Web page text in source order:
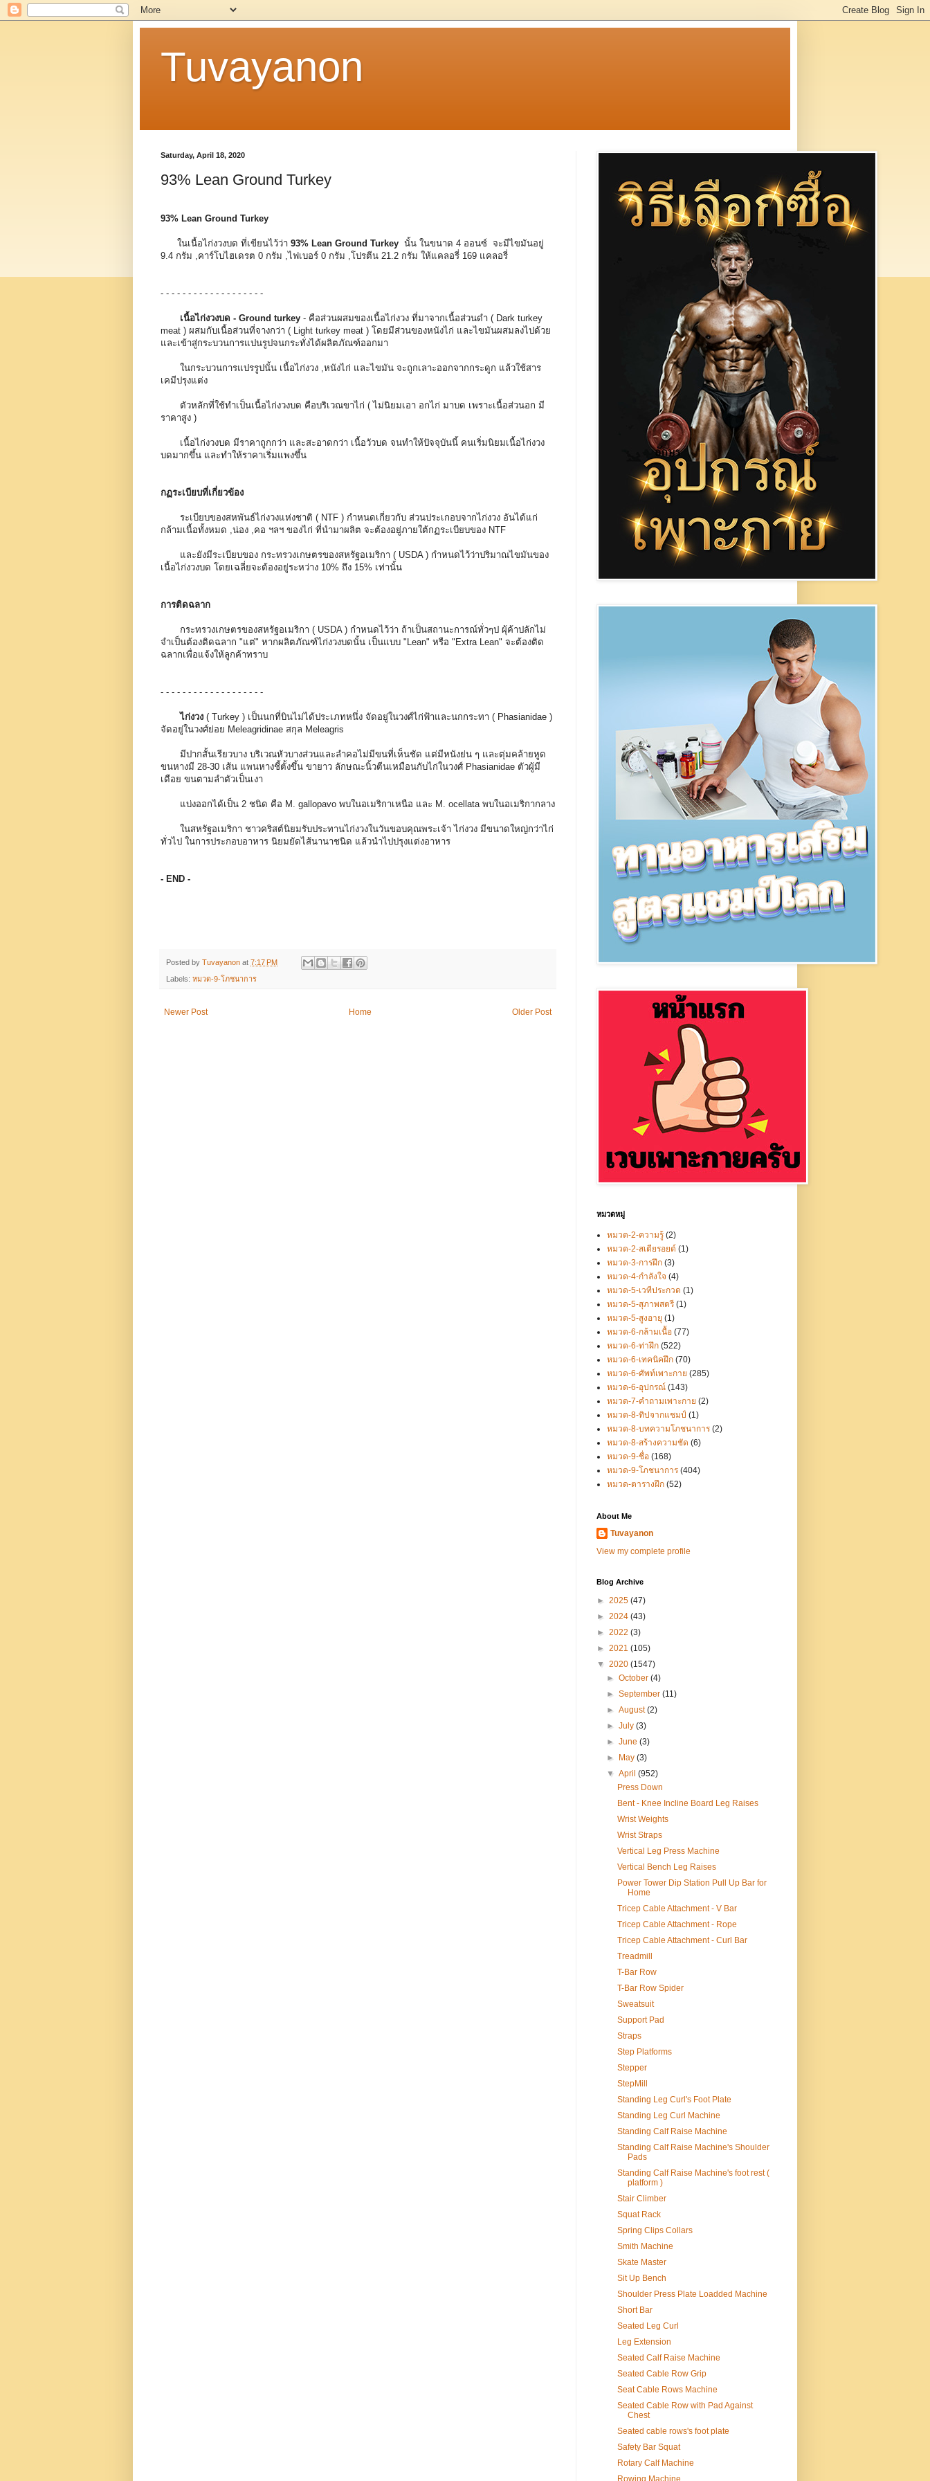
Tuvayanon
Saturday, April 18, 2020
93% Lean Ground Turkey
93% Lean Ground Turkey
ในเนื้อไก่งวงบด ที่เขียนไว้ว่า 93% Lean Ground Turkey นั้น ในขนาด 4 ออนซ์ จะมีไขมันอยู่
9.4 กรัม ,คาร์โบไฮเดรต 0 กรัม ,ไฟเบอร์ 0 กรัม ,โปรตีน 21.2 กรัม ให้แคลอรี่ 169 แคลอรี่
- - - - - - - - - - - - - - - - - - -
เนื้อไก่งวงบด - Ground turkey - คือส่วนผสมของเนื้อไก่งวง ที่มาจากเนื้อส่วนดำ ( Dark turkey
meat ) ผสมกับเนื้อส่วนที่จางกว่า ( Light turkey meat ) โดยมีส่วนของหนังไก่ และไขมันผสมลงไปด้วย
และเข้าสู่กระบวนการแปนรูปจนกระทั่งได้ผลิตภัณฑ์ออกมา
ในกระบวนการแปรรูปนั้น เนื้อไก่งวง ,หนังไก่ และไขมัน จะถูกเลาะออกจากกระดูก แล้วใช้สาร
เคมีปรุงแต่ง
ตัวหลักที่ใช้ทำเป็นเนื้อไก่งวงบด คือบริเวณขาไก่ ( ไม่นิยมเอา อกไก่ มาบด เพราะเนื้อส่วนอก มี
ราคาสูง )
เนื้อไก่งวงบด มีราคาถูกกว่า และสะอาดกว่า เนื้อวัวบด จนทำให้ปัจจุบันนี้ คนเริ่มนิยมเนื้อไก่งวง
บดมากขึ้น และทำให้ราคาเริ่มแพงขึ้น
กฏระเบียบที่เกี่ยวข้อง
ระเบียบของสหพันธ์ไก่งวงแห่งชาติ ( NTF ) กำหนดเกี่ยวกับ ส่วนประเกอบจากไก่งวง อันได้แก่
กล้ามเนื้อทั้งหมด ,น่อง ,คอ ฯลฯ ของไก่ ที่นำมาผลิต จะต้องอยู่ภายใต้กฏระเบียบของ NTF
และยังมีระเบียบของ กระทรวงเกษตรของสหรัฐอเมริกา ( USDA ) กำหนดไว้ว่าปริมาณไขมันของ
เนื้อไก่งวงบด โดยเฉลี่ยจะต้องอยู่ระหว่าง 10% ถึง 15% เท่านั้น
การติดฉลาก
กระทรวงเกษตรของสหรัฐอเมริกา ( USDA ) กำหนดไว้ว่า ถ้าเป็นสถานะการณ์ทั่วๆป ผุ้ค้าปลักไม่
จำเป็นต้องติดฉลาก "แต่" หากผลิตภัณฑ์ไก่งวงบดนั้น เป็นแบบ "Lean" หรือ "Extra Lean" จะต้องติด
ฉลากเพื่อแจ้งให้ลูกค้าทราบ
- - - - - - - - - - - - - - - - - - -
ไก่งวง ( Turkey ) เป็นนกที่บินไม่ได้ประเภทหนึ่ง จัดอยู่ในวงศ์ไก่ฟ้าและนกกระทา ( Phasianidae )
จัดอยู่ในวงศ์ย่อย Meleagridinae สกุล Meleagris
มีปากสั้นเรียวบาง บริเวณหัวบางส่วนและลำคอไม่มีขนที่เห็นชัด แต่มีหนังย่น ๆ และตุ่มคล้ายหูด
ขนหางมี 28-30 เส้น แพนหางชี้ตั้งขึ้น ขายาว ลักษณะนิ้วตีนเหมือนกับไก่ในวงศ์ Phasianidae ตัวผู้มี
เดือย ขนตามลำตัวเป็นเงา
แบ่งออกได้เป็น 2 ชนิด คือ M. gallopavo พบในอเมริกาเหนือ และ M. ocellata พบในอเมริกากลาง
ในสหรัฐอเมริกา ชาวคริสต์นิยมรับประทานไก่งวงในวันขอบคุณพระเจ้า ไก่งวง มีขนาดใหญ่กว่าไก่
ทั่วไป ในการประกอบอาหาร นิยมยัดไส้นานาชนิด แล้วนำไปปรุงแต่งอาหาร
- END -
Posted by Tuvayanon at 7:17 PM
Labels: หมวด-9-โภชนาการ
Newer Post Older Post
Home
หมวดหมู่
หมวด-2-ความรู้ (2)
หมวด-2-สเตียรอยด์ (1)
หมวด-3-การฝึก (3)
หมวด-4-กำลังใจ (4)
หมวด-5-เวทีประกวด (1)
หมวด-5-สุภาพสตรี (1)
หมวด-5-สูงอายุ (1)
หมวด-6-กล้ามเนื้อ (77)
หมวด-6-ท่าฝึก (522)
หมวด-6-เทคนิคฝึก (70)
หมวด-6-ศัพท์เพาะกาย (285)
หมวด-6-อุปกรณ์ (143)
หมวด-7-คำถามเพาะกาย (2)
หมวด-8-ทิปจากแชมป์ (1)
หมวด-8-บทความโภชนาการ (2)
หมวด-8-สร้างความชัด (6)
หมวด-9-ชื่อ (168)
หมวด-9-โภชนาการ (404)
หมวด-ตารางฝึก (52)
About Me
Tuvayanon
View my complete profile
Blog Archive
► 2025 (47)
► 2024 (43)
► 2022 (3)
► 2021 (105)
▼ 2020 (1547)
►October(4)
►September(11)
►August(2)
►July(3)
►June(3)
►
May(3)
▼April(952)
Press Down
Bent - Knee Incline Board Leg Raises
Wrist Weights
Wrist Straps
Vertical Leg Press Machine
Vertical Bench Leg Raises
Power Tower Dip Station Pull Up Bar for
Home
Tricep Cable Attachment - V Bar
Tricep Cable Attachment - Rope
Tricep Cable Attachment - Curl Bar
Treadmill
T-Bar Row
T-Bar Row Spider
Sweatsuit
Support Pad
Straps
Step Platforms
Stepper
StepMill
Standing Leg Curl's Foot Plate
Standing Leg Curl Machine
Standing Calf Raise Machine
Standing Calf Raise Machine's Shoulder
Pads
Standing Calf Raise Machine's foot rest (
platform )
Stair Climber
Squat Rack
Spring Clips Collars
Smith Machine
Skate Master
Sit Up Bench
Shoulder Press Plate Loadded Machine
Short Bar
Seated Leg Curl
Leg Extension
Seated Calf Raise Machine
Seated Cable Row Grip
Seat Cable Rows Machine
Seated Cable Row with Pad Against
Chest
Seated cable rows's foot plate
Safety Bar Squat
Rotary Calf Machine
Rowing Machine